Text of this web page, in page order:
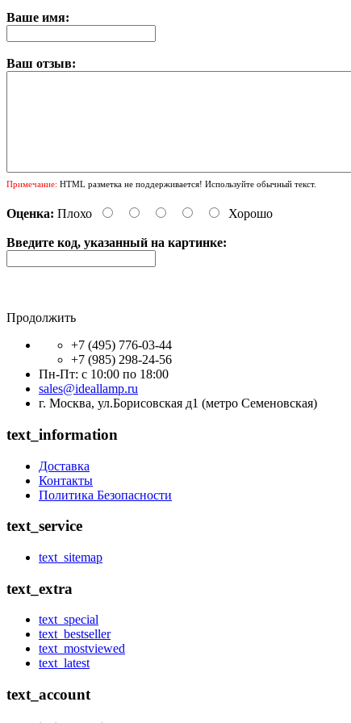
Ваше имя:
Ваш отзыв:
Примечание: HTML разметка не поддерживается! Используйте обычный текст.
Оценка: Плохо Хорошо
Введите код, указанный на картинке:
Продолжить
+7 (495) 776-03-44
+7 (985) 298-24-56
Пн-Пт: с 10:00 по 18:00
sales@ideallamp.ru
г. Москва, ул.Борисовская д1 (метро Семеновская)
text_information
Доставка
Контакты
Политика Безопасности
text_service
text_sitemap
text_extra
text_special
text_bestseller
text_mostviewed
text_latest
text_account